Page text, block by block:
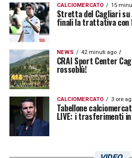
istituzionali e un saluto
delle vacanze. Le
prolungamento
al 2028, con opzione, sono
concordate, ma
nei prossimi giorni.
L’incontro odierno a
rappresenta un passaggio
chiudere un’operazione
fondamentale dall’Inter,
CALCIOMERCATO 15
Stretta del Cagliari
finali la trattativa con
NEWS 42 minuti ago
CRAI Sport Center
rossoblù!
CALCIOMERCATO 3 ore
Tabellone
LIVE: i trasferimenti